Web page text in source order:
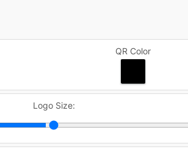
QR Color
Logo Size: